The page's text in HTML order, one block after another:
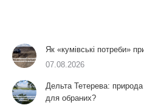
Як «кумівські потреби»
07.08.2026
Дельта Тетерева:
для обраних?